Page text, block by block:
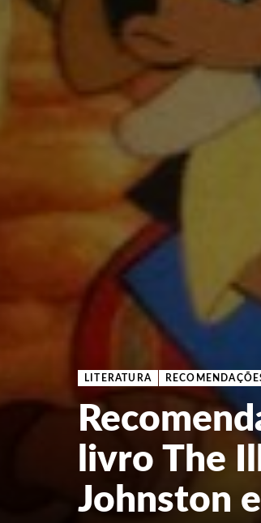
LITERATURA
livro The
Johnston